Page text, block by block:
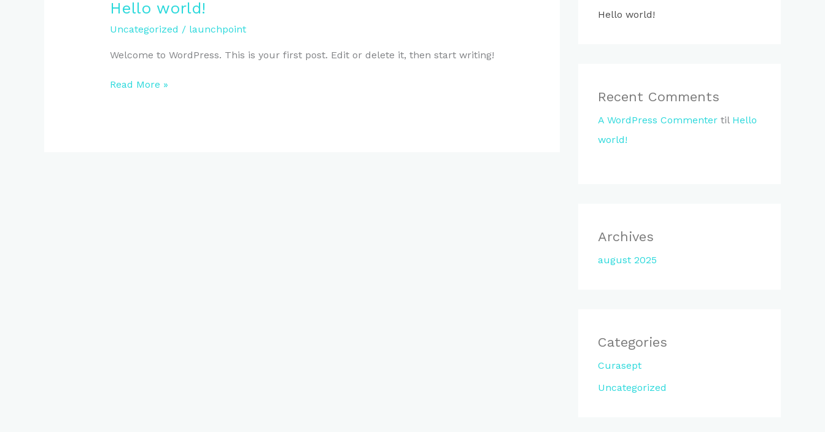
Hello world!
Uncategorized / launchpoint
Welcome to WordPress. This is your first post. Edit or delete it, then start writing!
Hello
Read More »
Hello world!
Recent Comments
A WordPress Commenter til Hello
world!
Archives
august 2025
Categories
Curasept
Uncategorized